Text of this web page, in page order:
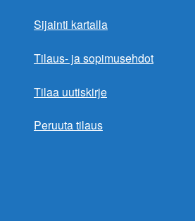
Sijainti kartalla
Tilaus- ja sopimusehdot
Tilaa uutiskirje
Peruuta tilaus